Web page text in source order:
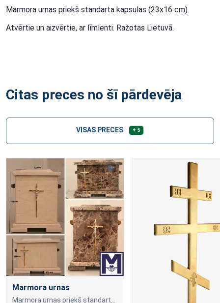
Marmora urnas priekš standarta kapsulas (23x16 cm).
Atvērtie un aizvērtie, ar līmlenti. Ražotas Lietuvā.
Citas preces no šī pārdevēja
VISAS PRECES + 5
Marmora urnas